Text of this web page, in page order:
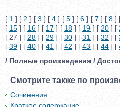
[ 1 ] [ 2 ] [ 3 ] [ 4 ] [ 5 ] [ 6 ] [ 7 ] [ 8 ]
[ 15 ] [ 16 ] [ 17 ] [ 18 ] [ 19 ] [ 20 ] [
[ 27 ] [ 28 ] [ 29 ] [ 30 ] [ 31 ] [ 32 ] [
[ 39 ] [ 40 ] [ 41 ] [ 42 ] [ 43 ] [ 44 ] [
/ Полные произведения /
Смотрите также по
Сочинения